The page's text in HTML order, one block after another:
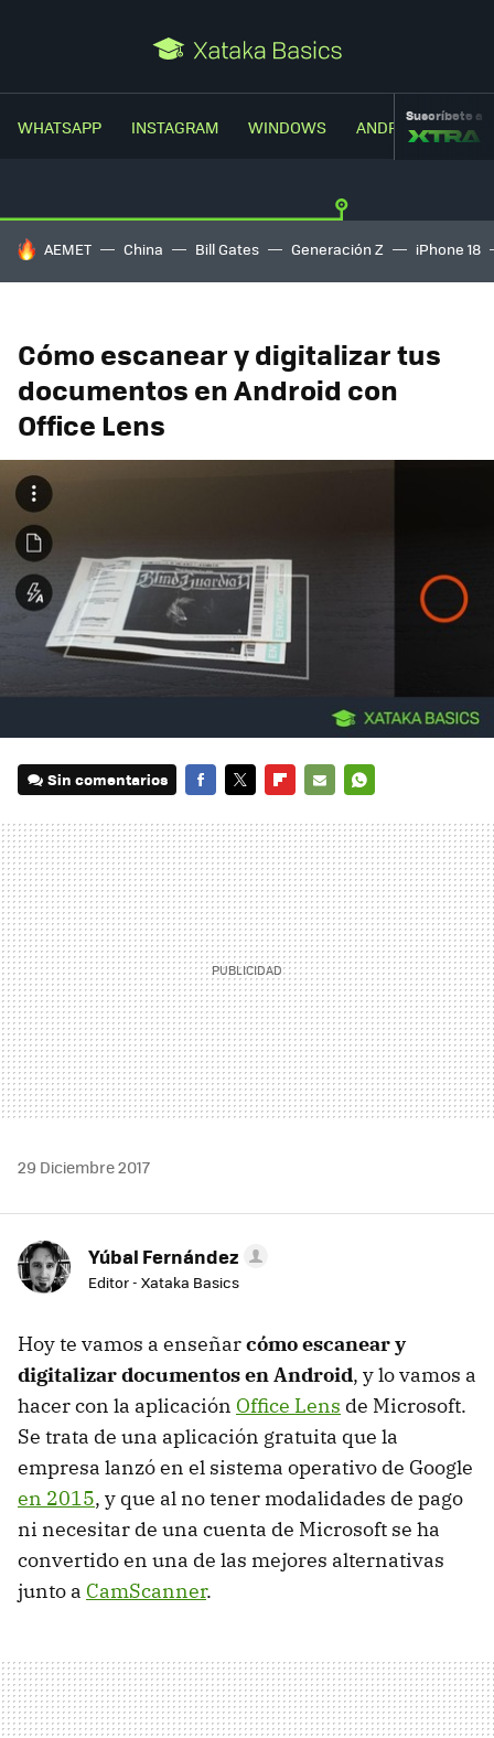
WHATSAPP INSTAGRAM WINDOWS ANDROIDSuscríbete a
HOY SE HABLA DE
AEMET China Bill Gates Generación Z iPhone 18
Cómo escanear y digitalizar tus
documentos en Android con
Office Lens
Sin comentarios
MAIL
29 Diciembre 2017
Yúbal Fernández
Editor - Xataka Basics
Hoy te vamos a enseñarcómo escanear y
digitalizar documentos en Android, y lo vamos a
hacer con la aplicación Office Lens de Microsoft.
Se trata de una aplicación gratuita que la
empresa lanzó en el sistema operativo de Google
en 2015, y que al no tener modalidades de pago
ni necesitar de una cuenta de Microsoft se ha
convertido en una de las mejores alternativas
junto a CamScanner.